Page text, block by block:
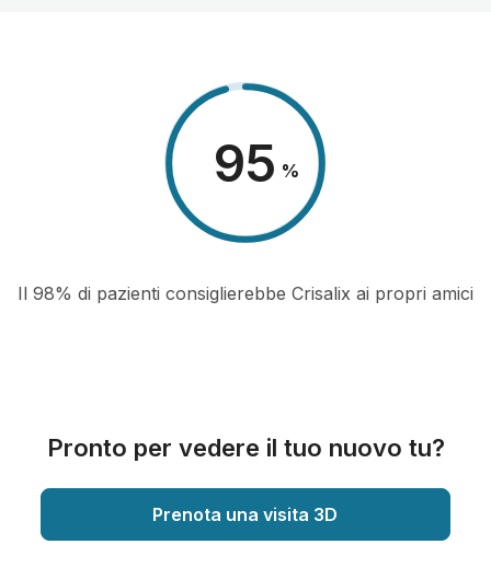
98 %
Il 98% di pazienti consiglierebbe Crisalix ai propri amici
Pronto per vedere il tuo nuovo tu?
Prenota una visita 3D